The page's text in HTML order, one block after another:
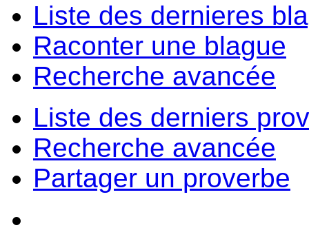
Liste des dernieres
Raconter une blague
Recherche avancée
Liste des derniers
Recherche avancée
Partager un proverbe